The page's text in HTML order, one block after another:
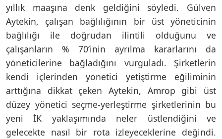
yıllık maaşına denk geldiğini söyledi. Gülven
Aytekin, çalışan bağlılığının bir üst yöneticinin
bağlılığı ile doğrudan ilintili olduğunu ve
çalışanların % 70’inin ayrılma kararlarını da
yöneticilerine bağladığını vurguladı. Şirketlerin
kendi içlerinden yönetici yetiştirme eğiliminin
arttığına dikkat çeken Aytekin, Amrop gibi üst
düzey yönetici seçme-yerleştirme şirketlerinin bu
yeni İK yaklaşımında neler üstlendiğini ve
gelecekte nasıl bir rota izleyeceklerine değindi.